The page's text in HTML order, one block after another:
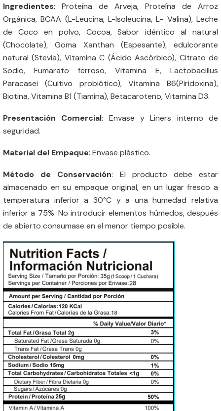
Ingredientes: Proteína de Arveja, Proteína de Arroz
Orgánica, BCAA (L-Leucina, L-Isoleucina, L- Valina), Leche
de Coco en polvo, Cocoa, Sabor idéntico al natural
(Chocolate), Goma Xanthan (Espesante), edulcorante
natural (Stevia), Vitamina C (Ácido Ascórbico), Citrato de
Sodio, Fumarato ferroso, Vitamina E, Lactobacillus
Paracasei (Cultivo probiótico), Vitamina B6(Piridoxina),
Biotina, Vitamina B1 (Tiamina), Betacaroteno, Vitamina D3.
Presentación Comercial: Envase y Liners interno de
seguridad.
Material del Empaque: Envase plástico.
Método de Conservación: El producto debe estar
almacenado en su empaque original, en un lugar fresco a
temperatura inferior a 30°C y a una humedad relativa
inferior a 75%. No introducir elementos húmedos, después
de abierto consumase en el menor tiempo posible.